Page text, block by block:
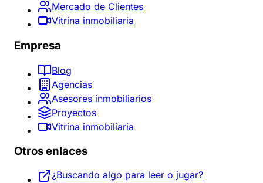
Mercado de Clientes
Vitrina inmobiliaria
Empresa
Blog
Agencias
Asesores inmobiliarios
Proyectos
Vitrina inmobiliaria
Otros enlaces
¿Buscando algo para leer o jugar?